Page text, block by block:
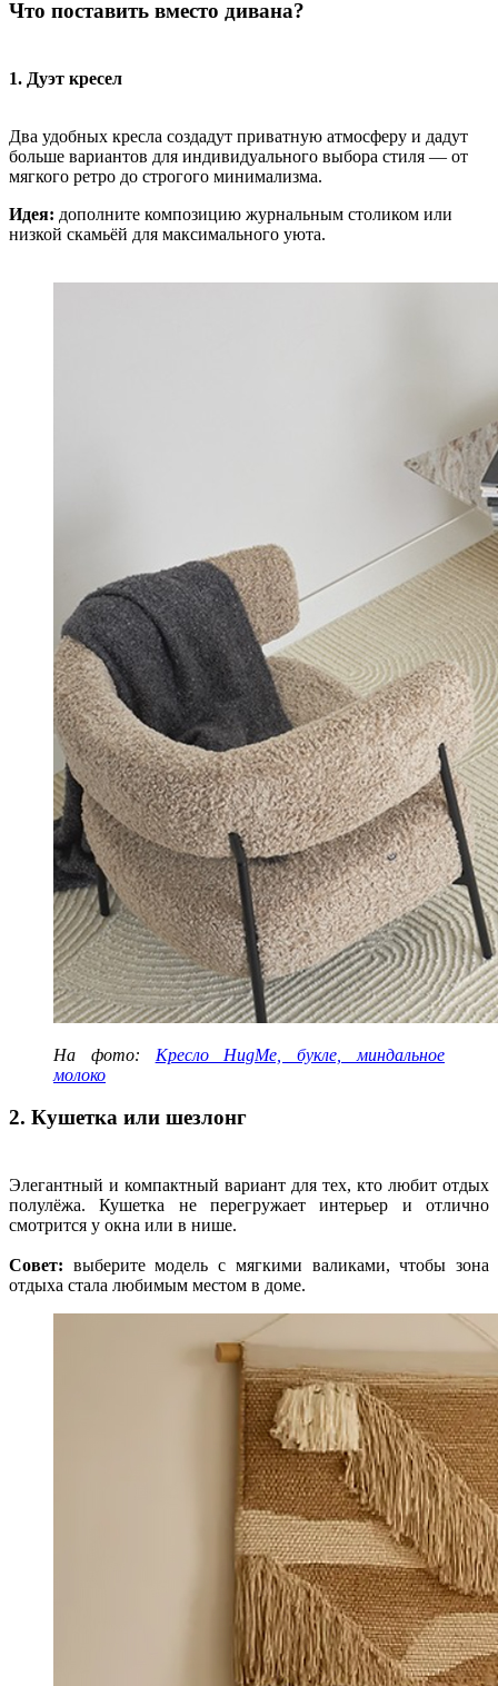
Что поставить вместо дивана?
1. Дуэт кресел
Два удобных кресла создадут приватную атмосферу и дадут
больше вариантов для индивидуального выбора стиля — от
мягкого ретро до строгого минимализма.
Идея: дополните композицию журнальным столиком или
низкой скамьёй для максимального уюта.
На фото: Кресло HugMe, букле, миндальное
молоко
2. Кушетка или шезлонг
Элегантный и компактный вариант для тех, кто любит отдых
полулёжа. Кушетка не перегружает интерьер и отлично
смотрится у окна или в нише.
Совет: выберите модель с мягкими валиками, чтобы зона
отдыха стала любимым местом в доме.